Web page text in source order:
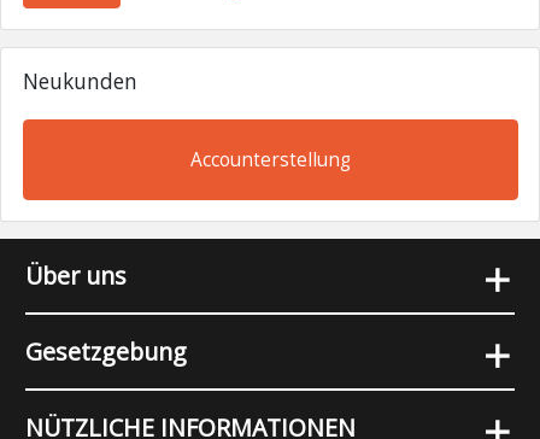
Neukunden
Accounterstellung
Über uns +
Gesetzgebung +
NÜTZLICHE INFORMATIONEN